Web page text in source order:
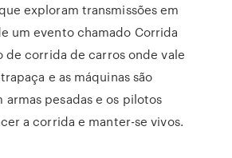
exploram transmissões em
um evento chamado Corrida
de corrida de carros onde vale
e as máquinas são
armas pesadas e os pilotos
a corrida e manter-se vivos.